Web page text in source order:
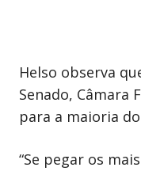
Helso observa
Senado, Câmara
para a maioria
“Se pegar os